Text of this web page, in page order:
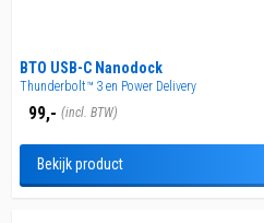
BTO USB-C Nanodock
Thunderbolt™ 3 en Power Delivery
99,- (incl. BTW)
Bekijk product